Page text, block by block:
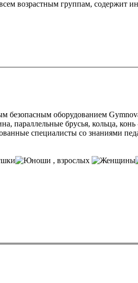
возрастным группам, содержит
безопасным оборудованием
параллельные брусья, кольца,
специалисты со знаниями
, взрослых